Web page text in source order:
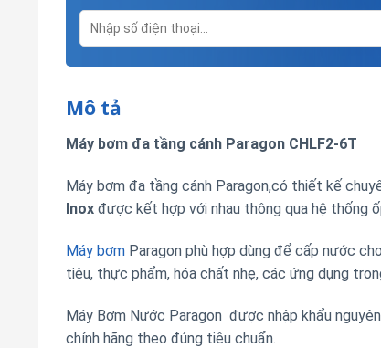
Mô tả
Máy bơm đa tầng cánh Paragon CHLF2-6T
Máy bơm đa tầng cánh Paragon,có thiết kế
Inox được kết hợp với nhau thông qua hệ thống
Máy bơm Paragon phù hợp dùng để cấp nước
tiêu, thực phẩm, hóa chất nhẹ, các ứng dụng
Máy Bơm Nước Paragon được nhập khẩu
chính hãng theo đúng tiêu chuẩn.